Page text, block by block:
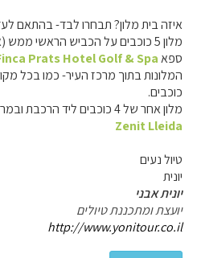
איזה בית מלון? תבחרו לבד- בהתאם
מלון 5 כוכבים על הכביש הראשי
ספאPrats Hotel Golf & Spa
כוכבים.
מלון אחר של 4 כוכבים ליד הרכבת ובמרחק הליכה מהמרכז (הקתדאלה)
Zenit Lleida
טיול נעים
יונית
יונית אבני
יועצת ומתכננת טיולים
http://www.yonitour.co.il